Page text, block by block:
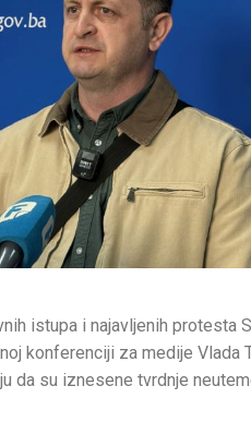
istupa i najavljenih
konferenciji za medije
da su iznesene tvrdnje